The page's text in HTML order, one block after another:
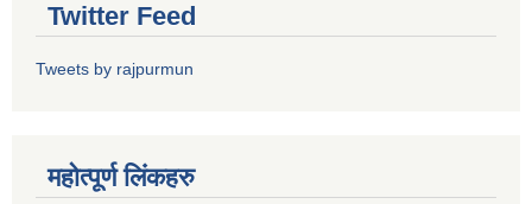
Twitter Feed
Tweets by rajpurmun
महोत्पूर्ण लिंकहरु